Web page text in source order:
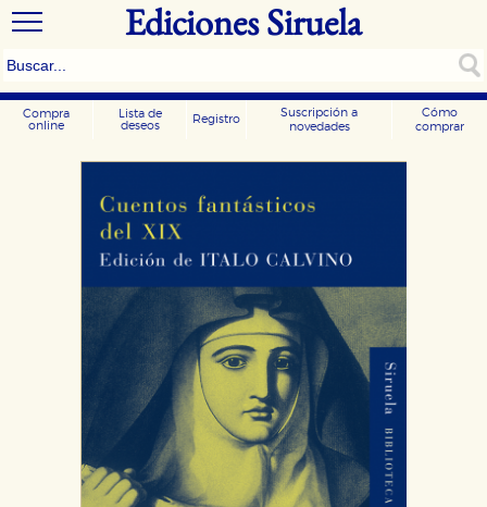
Ediciones Siruela
Compra
online
Lista de
deseos
Registro
Suscripción a
novedades
Cómo
comprar